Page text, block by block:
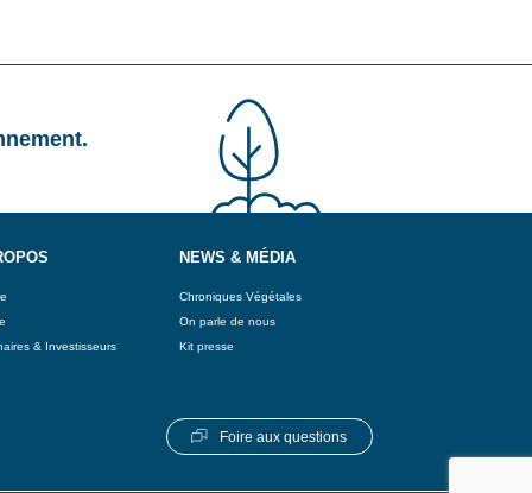
& Investisseurs
NEWS & MÉDIA
Chroniques Végétales
On parle de nous
Kit presse
Foire aux questions